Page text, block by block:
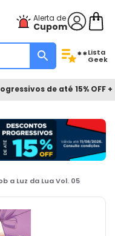
Alerta de
Cupom
**Lista
Geek
de até 15% OFF
a Luz da Lua Vol. 05